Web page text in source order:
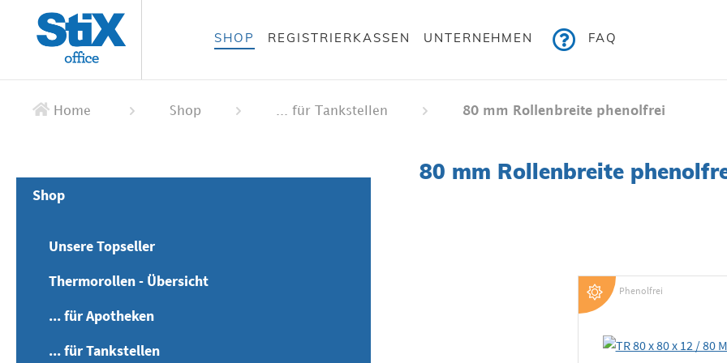
springen
SHOP REGISTRIERKASSEN UNTERNEHMEN FAQ
Home Shop ... für Tankstellen 80 mm Rollenbreite phenolfrei
Shop
Unsere Topseller
Thermorollen - Übersicht
... für Apotheken
... für Tankstellen
80 mm Rollenbreite
Phenolfrei